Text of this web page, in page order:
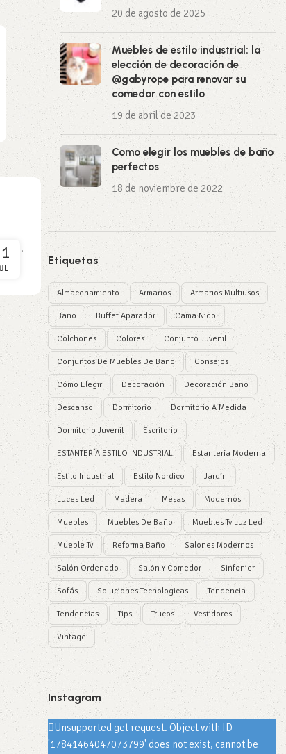
20 de agosto de 2025
Muebles de estilo industrial: la
elección de decoración de
@gabyrope para renovar su
comedor con estilo
19 de abril de 2023
Como elegir los muebles de baño
perfectos
18 de noviembre de 2022
Etiquetas
Almacenamiento Armarios Armarios Multiusos
Baño Buffet Aparador Cama Nido
Colchones Colores Conjunto Juvenil
Conjuntos De Muebles De Baño Consejos
Cómo Elegir Decoración Decoración Baño
Descanso Dormitorio Dormitorio A Medida
Dormitorio Juvenil Escritorio
ESTANTERÍA ESTILO INDUSTRIAL Estantería Moderna
Estilo Industrial Estilo Nordico Jardín
Luces Led Madera Mesas Modernos
Muebles Muebles De Baño Muebles Tv Luz Led
Mueble Tv Reforma Baño Salones Modernos
Salón Ordenado Salón Y Comedor Sinfonier
Sofás Soluciones Tecnologicas Tendencia
Tendencias Tips Trucos Vestidores
Vintage
Instagram
Unsupported get request. Object with ID
'17841464047073799' does not exist, cannot be